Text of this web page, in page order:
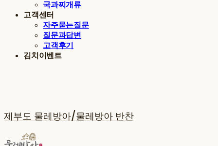
국과찌개류
고객센터
자주묻는질문
질문과답변
고객후기
김치이벤트
제부도 물레방아/물레방아 반찬